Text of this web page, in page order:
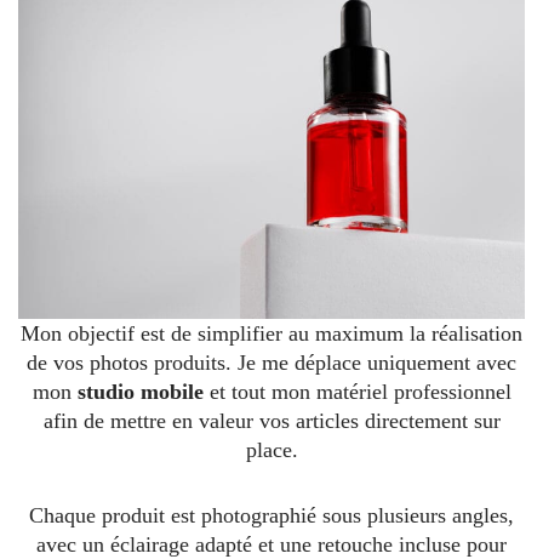
Mon objectif est de simplifier au maximum la réalisation
de vos photos produits. Je me déplace uniquement avec
mon studio mobileet tout mon matériel professionnel
afin de mettre en valeur vos articles directement sur
place.
Chaque produit est photographié sous plusieurs angles,
avec un éclairage adapté et une retouche incluse pour